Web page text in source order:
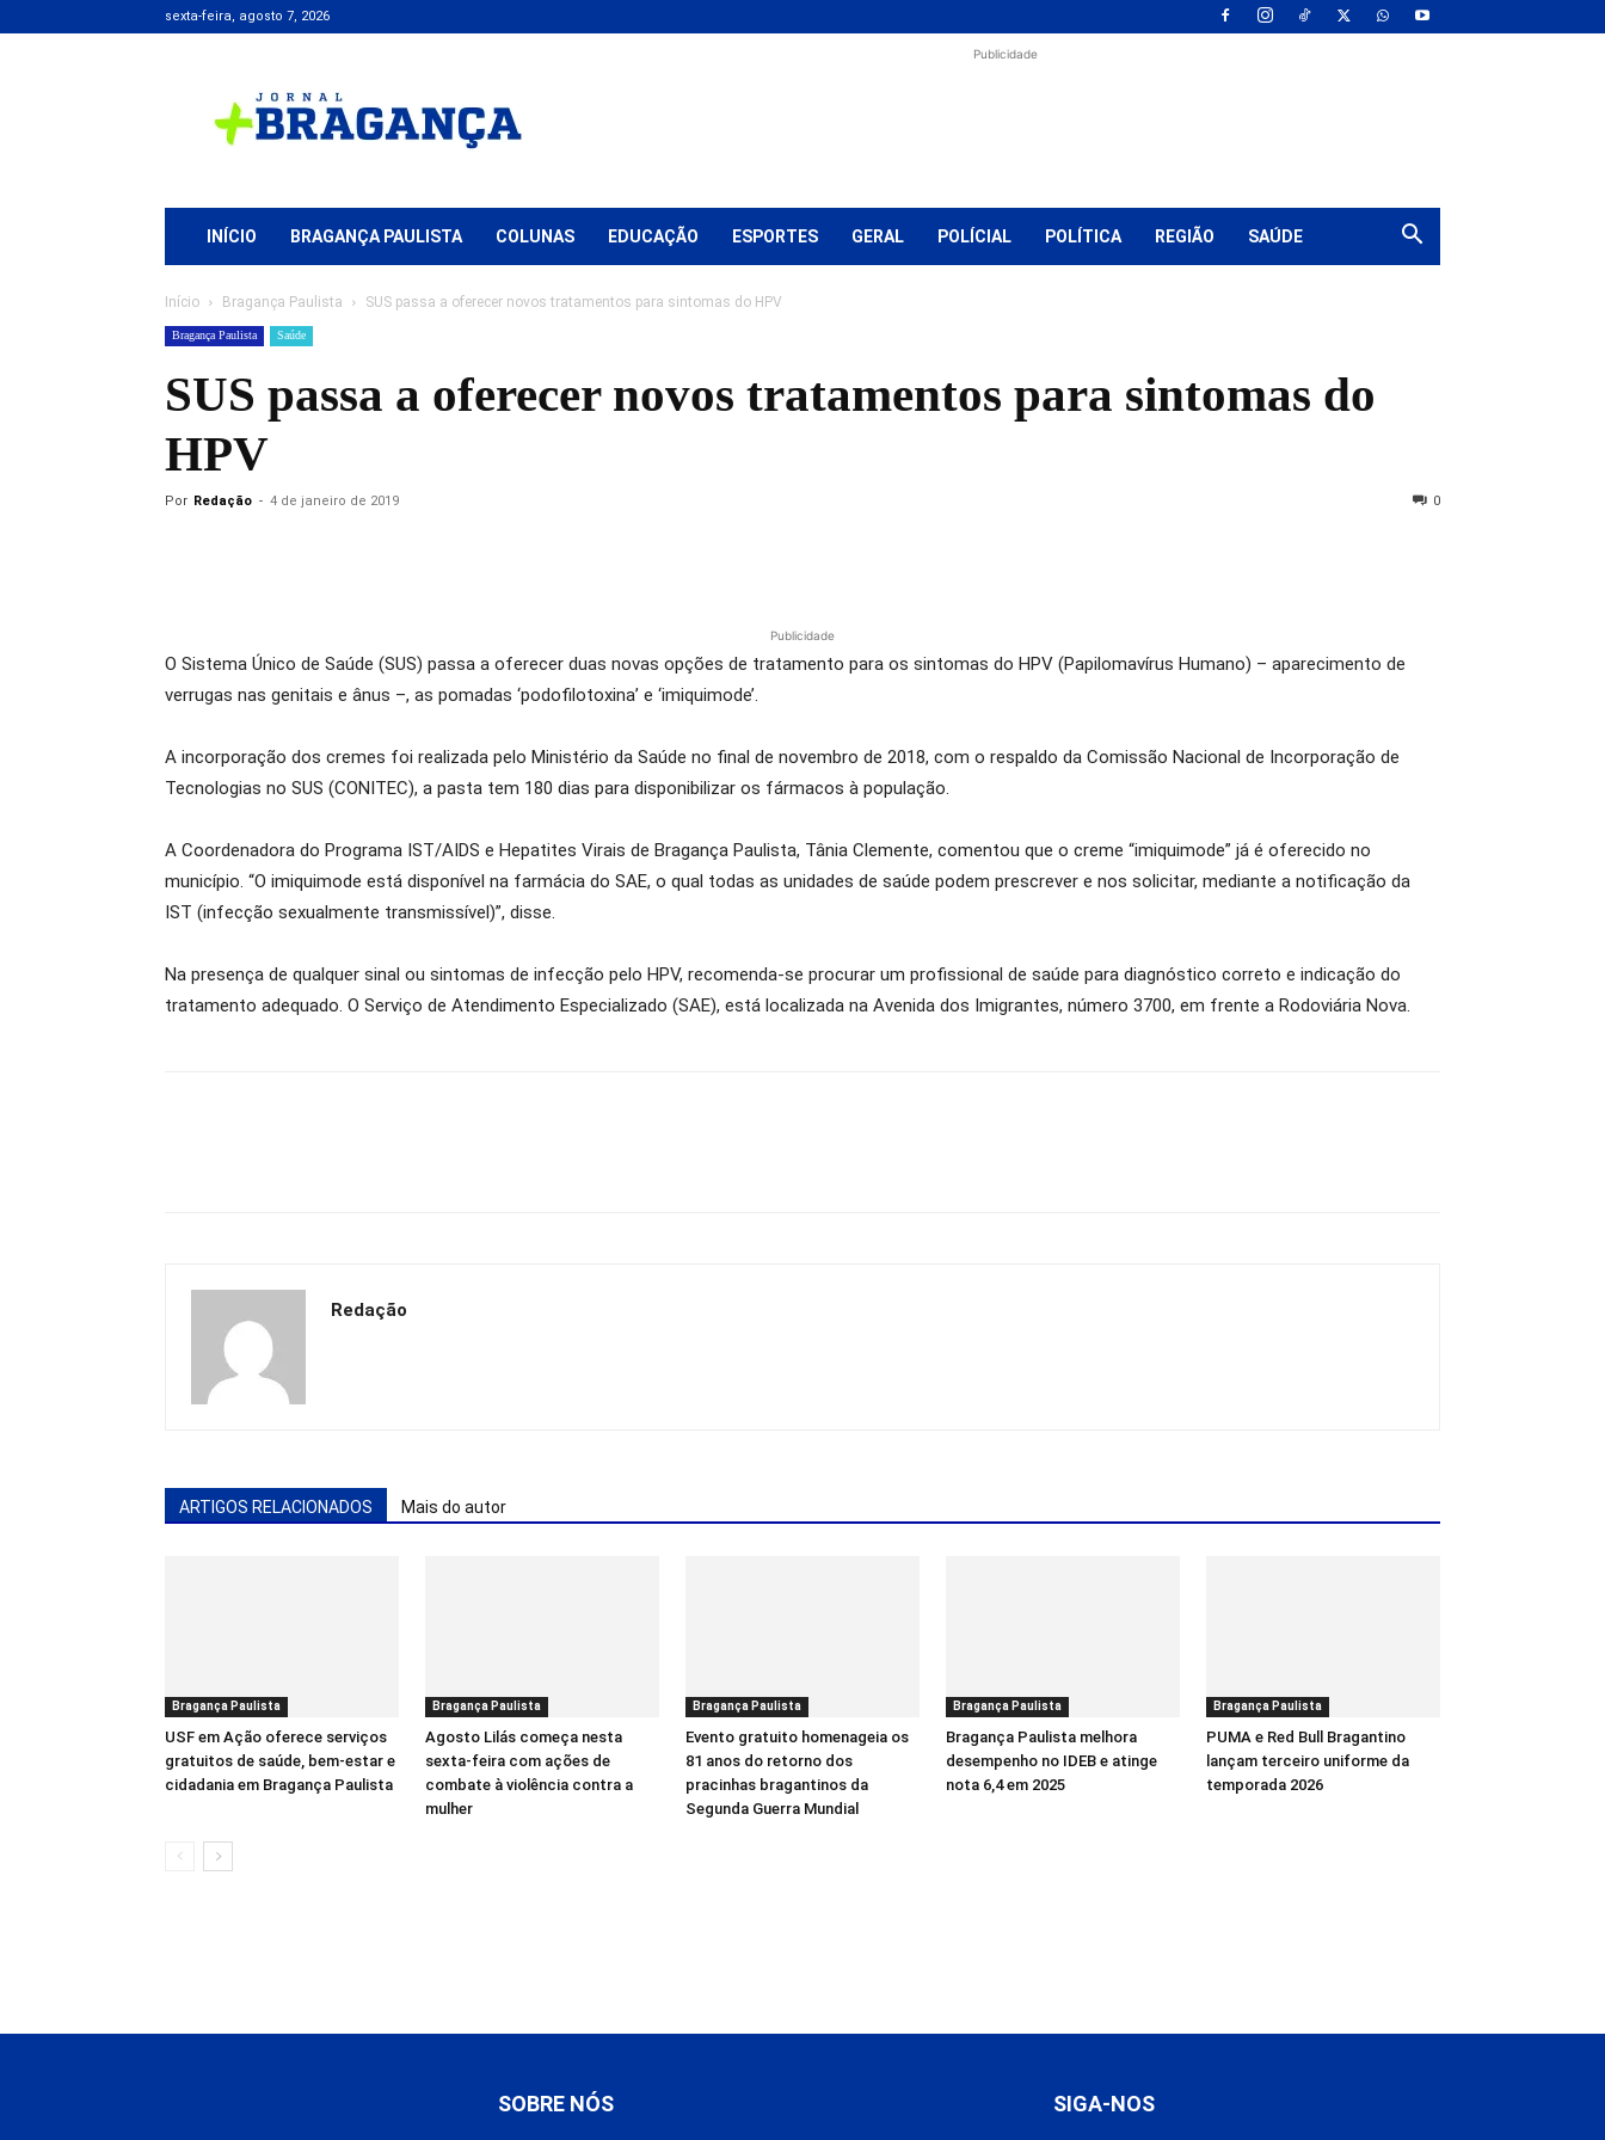
sexta-feira, agosto 7, 2026
+
Bragança
Publicidade
INÍCIO BRAGANÇA PAULISTA COLUNAS EDUCAÇÃO ESPORTES GERAL POLÍCIAL POLÍTICA REGIÃO SAÚDE
Início Bragança Paulista SUS passa a oferecer novos tratamentos para sintomas do HPV
Bragança Paulista Saúde
SUS passa a oferecer novos tratamentos para sintomas do
HPV
Por Redação - 4 de janeiro de 2019 0
Publicidade
O Sistema Único de Saúde (SUS) passa a oferecer duas novas opções de tratamento para os sintomas do HPV (Papilomavírus Humano) – aparecimento de
verrugas nas genitais e ânus –, as pomadas ‘podofilotoxina’ e ‘imiquimode’.
A incorporação dos cremes foi realizada pelo Ministério da Saúde no final de novembro de 2018, com o respaldo da Comissão Nacional de Incorporação de
Tecnologias no SUS (CONITEC), a pasta tem 180 dias para disponibilizar os fármacos à população.
A Coordenadora do Programa IST/AIDS e Hepatites Virais de Bragança Paulista, Tânia Clemente, comentou que o creme “imiquimode” já é oferecido no
município. “O imiquimode está disponível na farmácia do SAE, o qual todas as unidades de saúde podem prescrever e nos solicitar, mediante a notificação da
IST (infecção sexualmente transmissível)”, disse.
Na presença de qualquer sinal ou sintomas de infecção pelo HPV, recomenda-se procurar um profissional de saúde para diagnóstico correto e indicação do
tratamento adequado. O Serviço de Atendimento Especializado (SAE), está localizada na Avenida dos Imigrantes, número 3700, em frente a Rodoviária Nova.
Redação
ARTIGOS RELACIONADOS Mais do autor
Bragança Paulista
USF em Ação oferece serviços
gratuitos de saúde, bem-estar e
cidadania em Bragança Paulista
Bragança Paulista
Agosto Lilás começa nesta
sexta-feira com ações de
combate à violência contra a
mulher
Bragança Paulista
Evento gratuito homenageia os
81 anos do retorno dos
pracinhas bragantinos da
Segunda Guerra Mundial
Bragança Paulista
Bragança Paulista melhora
desempenho no IDEB e atinge
nota 6,4 em 2025
Bragança Paulista
PUMA e Red Bull Bragantino
lançam terceiro uniforme da
temporada 2026
SOBRE NÓS SIGA-NOS